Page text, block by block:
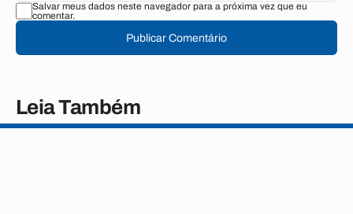
Salvar meus dados neste navegador para a próxima vez que eu
comentar.
Publicar Comentário
Leia Também